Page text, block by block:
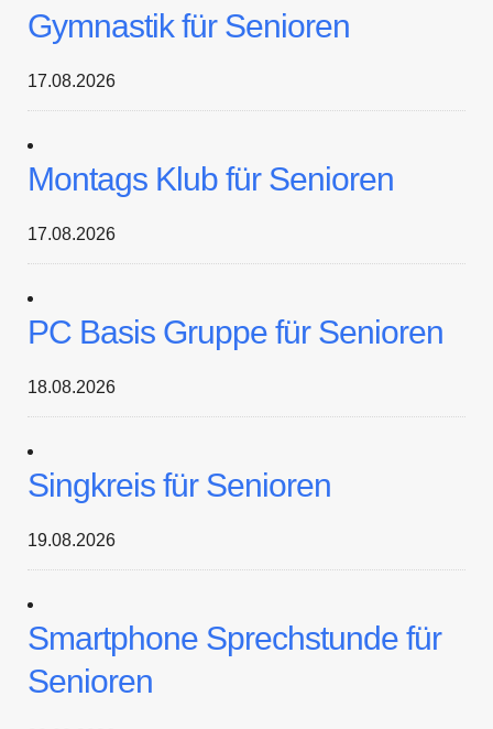
Gymnastik für Senioren
17.08.2026
Montags Klub für Senioren
17.08.2026
PC Basis Gruppe für Senioren
18.08.2026
Singkreis für Senioren
19.08.2026
Smartphone Sprechstunde für
Senioren